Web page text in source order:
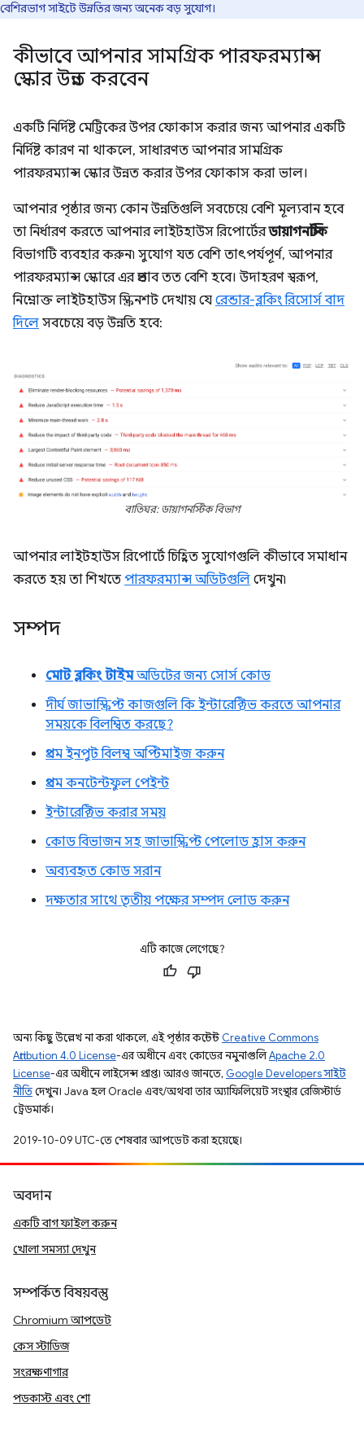
বেশিরভাগ সাইটে উন্নতির জন্য অনেক বড় সুযোগ।
কীভাবে আপনার সামগ্রিক পারফরম্যান্স
স্কোর উন্নত করবেন
একটি নির্দিষ্ট মেট্রিকের উপর ফোকাস করার জন্য আপনার একটি
নির্দিষ্ট কারণ না থাকলে, সাধারণত আপনার সামগ্রিক
পারফরম্যান্স স্কোর উন্নত করার উপর ফোকাস করা ভাল।
আপনার পৃষ্ঠার জন্য কোন উন্নতিগুলি সবচেয়ে বেশি মূল্যবান হবে
তা নির্ধারণ করতে আপনার লাইটহাউস রিপোর্টেরডায়াগনস্টিক
বিভাগটি ব্যবহার করুন৷ সুযোগ যত বেশি তাৎপর্যপূর্ণ, আপনার
পারফরম্যান্স স্কোরে এর প্রভাব তত বেশি হবে। উদাহরণ স্বরূপ,
নিম্নোক্ত লাইটহাউস স্ক্রিনশট দেখায় যে রেন্ডার-ব্লকিং রিসোর্স বাদ
দিলে সবচেয়ে বড় উন্নতি হবে:
বাতিঘর: ডায়াগনস্টিক বিভাগ
আপনার লাইটহাউস রিপোর্টে চিহ্নিত সুযোগগুলি কীভাবে সমাধান
করতে হয় তা শিখতে পারফরম্যান্স অডিটগুলি দেখুন৷
সম্পদ
মোট ব্লকিং টাইমঅডিটের জন্য সোর্স কোড
দীর্ঘ জাভাস্ক্রিপ্ট কাজগুলি কি ইন্টারেক্টিভ করতে আপনার
সময়কে বিলম্বিত করছে?
প্রথম ইনপুট বিলম্ব অপ্টিমাইজ করুন
প্রথম কনটেন্টফুল পেইন্ট
ইন্টারেক্টিভ করার সময়
কোড বিভাজন সহ জাভাস্ক্রিপ্ট পেলোড হ্রাস করুন
অব্যবহৃত কোড সরান
দক্ষতার সাথে তৃতীয় পক্ষের সম্পদ লোড করুন
এটি কাজে লেগেছে?
অন্য কিছু উল্লেখ না করা থাকলে, এই পৃষ্ঠার কন্টেন্ট Creative Commons
Attribution 4.0 License-এর অধীনে এবং কোডের নমুনাগুলিApache 2.0
License-এর অধীনে লাইসেন্স প্রাপ্ত। আরও জানতে, Google Developers সাইট
নীতিদেখুন। Java হল Oracle এবং/অথবা তার অ্যাফিলিয়েট সংস্থার রেজিস্টার্ড
ট্রেডমার্ক।
2019-10-09 UTC-তে শেষবার আপডেট করা হয়েছে।
অবদান
একটি বাগ ফাইল করুন
খোলা সমস্যা দেখুন
সম্পর্কিত বিষয়বস্তু
Chromium আপডেট
কেস স্টাডিজ
সংরক্ষণাগার
পডকাস্ট এবং শো